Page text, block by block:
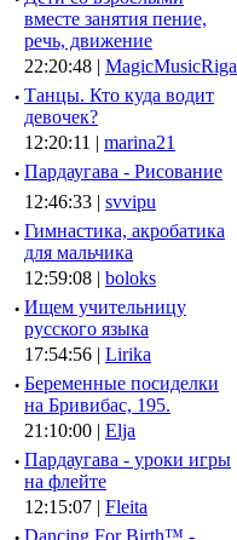
вместе занятия пение,
речь, движение
22:20:48 | MagicMusicRiga
· Танцы. Кто куда водит
девочек?
12:20:11 | marina21
· Пардаугава - Рисование
12:46:33 | svvipu
· Гимнастика, акробатика
для мальчика
12:59:08 | boloks
· Ищем учительницу
русского языка
17:54:56 | Lirika
· Беременные посиделки
на Бривибас, 195.
21:10:00 | Elja
· Пардаугава - уроки игры
на флейте
12:15:07 | Fleita
Dancing For Birth™ -